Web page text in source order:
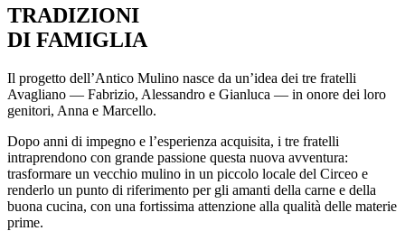
TRADIZIONI
DI FAMIGLIA
Il progetto dell’Antico Mulino nasce da un’idea dei tre fratelli
Avagliano — Fabrizio, Alessandro e Gianluca — in onore dei loro
genitori, Anna e Marcello.
Dopo anni di impegno e l’esperienza acquisita, i tre fratelli
intraprendono con grande passione questa nuova avventura:
trasformare un vecchio mulino in un piccolo locale del Circeo e
renderlo un punto di riferimento per gli amanti della carne e della
buona cucina, con una fortissima attenzione alla qualità delle materie
prime.